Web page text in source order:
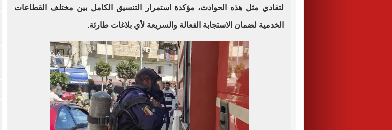
لتفادي مثل هذه الحوادث، مؤكدة استمرار التنسيق الكامل بين مختلف القطاعات
الخدمية لضمان الاستجابة الفعالة والسريعة لأي بلاغات طارئة.